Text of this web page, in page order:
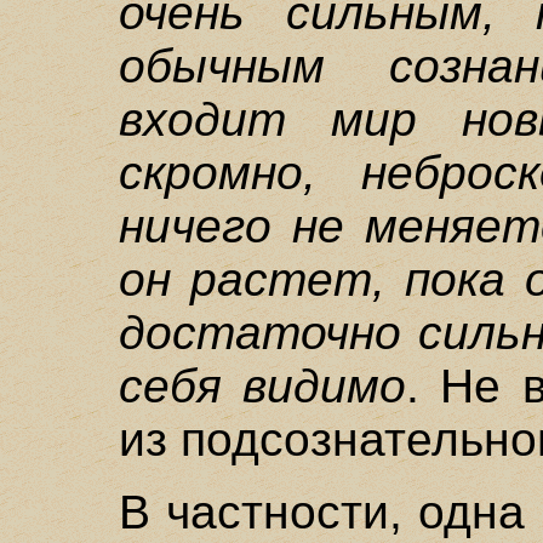
очень сильным,
обычным
входит мир
скромно,
ничего не
он растет, пока
достаточно
себя видимо. Не
из
В частности, одна